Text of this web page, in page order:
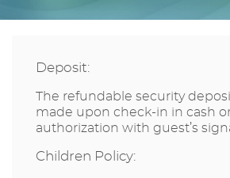
Deposit:
The refundable security
made upon check-in in cash
authorization with guest’s
Children Policy: